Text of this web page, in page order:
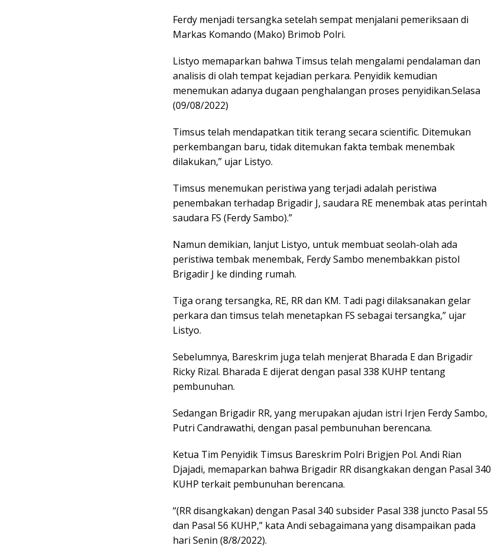
Ferdy menjadi tersangka setelah sempat menjalani pemeriksaan di
Markas Komando (Mako) Brimob Polri.
Listyo memaparkan bahwa Timsus telah mengalami pendalaman dan
analisis di olah tempat kejadian perkara. Penyidik kemudian
menemukan adanya dugaan penghalangan proses penyidikan.Selasa
(09/08/2022)
Timsus telah mendapatkan titik terang secara scientific. Ditemukan
perkembangan baru, tidak ditemukan fakta tembak menembak
dilakukan,” ujar Listyo.
Timsus menemukan peristiwa yang terjadi adalah peristiwa
penembakan terhadap Brigadir J, saudara RE menembak atas perintah
saudara FS (Ferdy Sambo).”
Namun demikian, lanjut Listyo, untuk membuat seolah-olah ada
peristiwa tembak menembak, Ferdy Sambo menembakkan pistol
Brigadir J ke dinding rumah.
Tiga orang tersangka, RE, RR dan KM. Tadi pagi dilaksanakan gelar
perkara dan timsus telah menetapkan FS sebagai tersangka,” ujar
Listyo.
Sebelumnya, Bareskrim juga telah menjerat Bharada E dan Brigadir
Ricky Rizal. Bharada E dijerat dengan pasal 338 KUHP tentang
pembunuhan.
Sedangan Brigadir RR, yang merupakan ajudan istri Irjen Ferdy Sambo,
Putri Candrawathi, dengan pasal pembunuhan berencana.
Ketua Tim Penyidik Timsus Bareskrim Polri Brigjen Pol. Andi Rian
Djajadi, memaparkan bahwa Brigadir RR disangkakan dengan Pasal 340
KUHP terkait pembunuhan berencana.
“(RR disangkakan) dengan Pasal 340 subsider Pasal 338 juncto Pasal 55
dan Pasal 56 KUHP,” kata Andi sebagaimana yang disampaikan pada
hari Senin (8/8/2022).